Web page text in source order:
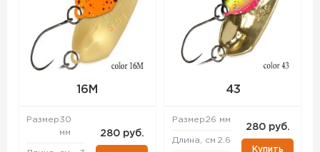
16M
Размер30
мм
280 руб.
43
Размер26 мм
Длина, см 2.6
280 руб.
Купить